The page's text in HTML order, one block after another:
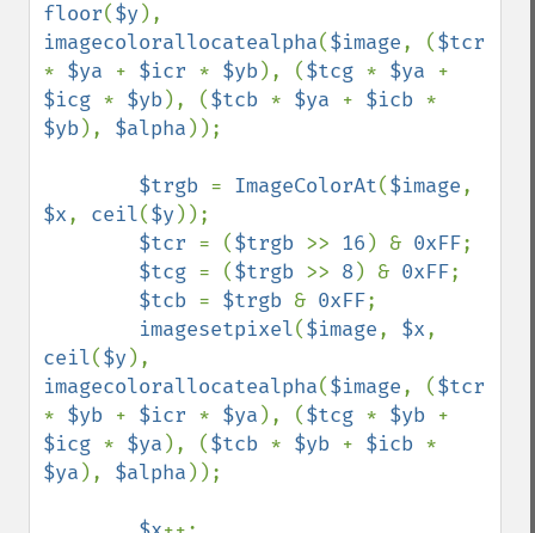
floor($y
imagecolorallocatealpha($image, (
* $ya + $icr * $yb), ($tcg * $ya
$icg * $yb), ($tcb * $ya + $icb
$yb), $alpha ));
$trgb = ImageColorAt($image
$x, ceil($y ));
$tcr = ($trgb >> 16 ) & 0xFF;
$tcg = ($trgb >> 8) & 0xFF;
$tcb = $trgb & 0xFF;
imagesetpixel($image, $x
ceil($y
imagecolorallocatealpha($image, (
* $yb + $icr * $ya ), ($tcg * $yb
$icg * $ya ), ($tcb * $yb + $icb
$ya ), $alpha ));